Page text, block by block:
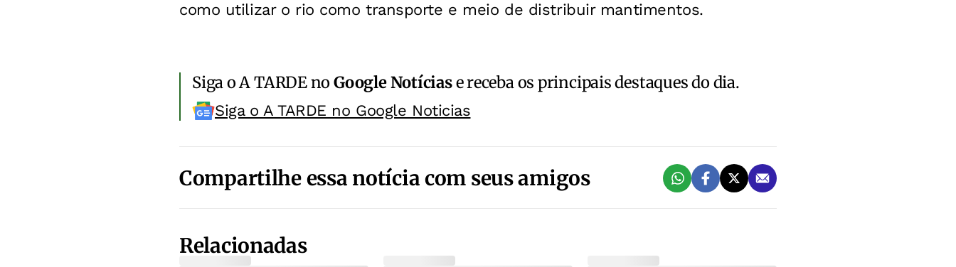
como utilizar o rio como transporte e meio de distribuir mantimentos.
Siga o A TARDE noGoogle Notíciase receba os principais destaques do dia.
Siga o A TARDE no Google Noticias
Compartilhe essa notícia com seus amigos
Relacionadas